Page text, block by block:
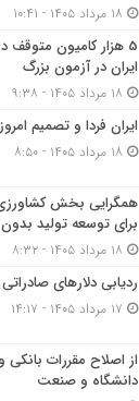
5 هزار کامیون متوقف
ایران در آزمون بزرگ
ایران فردا و تصمیم امروز
همگرایی بخش
برای توسعه تولید بدون
ردیابی دلارهای صادراتی
از اصلاح مقررات
دانشگاه و صنعت